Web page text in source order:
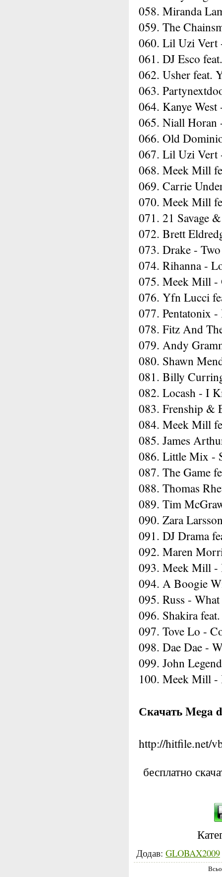
058. Miranda
059. The
060. Lil Uzi Vert
061. DJ Esco
062. Usher feat.
063.
064. Kanye West
065. Niall Horan
066. Old
067. Lil Uzi Vert
068. Meek Mill
069. Carrie
070. Meek Mill
071. 21 Savage
072. Brett
073. Drake -
074. Rihanna -
075. Meek Mill -
076. Yfn Lucci
077. Pentatonix
078. Fitz And
079. Andy
080. Shawn
081. Billy
082. Locash - I
083. Frenship &
084. Meek Mill
085. James
086. Little Mix -
087. The Game
088. Thomas
089. Tim
090. Zara
091. DJ Drama
092. Maren
093. Meek Mill -
094. A Boogie
095. Russ -
096. Shakira
097. Tove Lo -
098. Dae Dae -
099. John
100. Meek Mill -
Скачать Mega
http://hitfile.net/
бесплатно
Додав: GLOBAX2009